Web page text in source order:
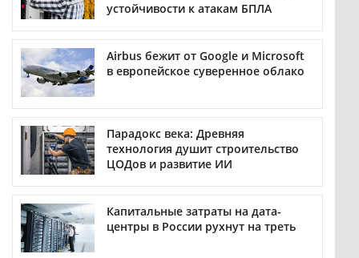
устойчивости к атакам БПЛА
Airbus бежит от Google и Microsoft
в европейское суверенное облако
Парадокс века: Древняя
технология душит строительство
ЦОДов и развитие ИИ
Капитальные затраты на дата-
центры в России рухнут на треть